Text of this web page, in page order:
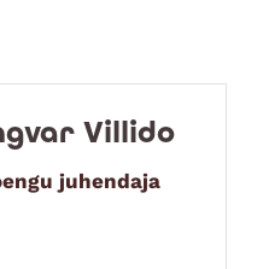
Villido
juhendaja